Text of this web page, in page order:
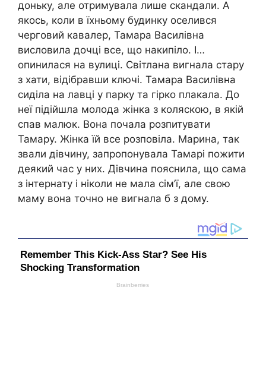
доньку, але отримувала лише скандали. А
якось, коли в їхньому будинку оселився
черговий кавалер, Тамара Василівна
висловила дочці все, що накипіло. І…
опинилася на вулиці. Світлана вигнала стару
з хати, відібравши ключі. Тамара Василівна
сиділа на лавці у парку та гірко плакала. До
неї підійшла молода жінка з коляскою, в якій
спав малюк. Вона почала розпитувати
Тамару. Жінка їй все розповіла. Марина, так
звали дівчину, запропонувала Тамарі пожити
деякий час у них. Дівчина пояснила, що сама
з інтернату і ніколи не мала сім’ї, але свою
маму вона точно не вигнала б з дому.